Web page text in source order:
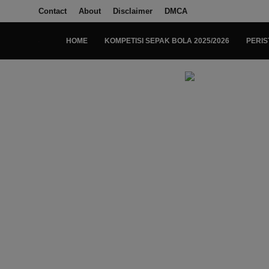
Contact About Disclaimer DMCA
HOME KOMPETISI SEPAK BOLA 2025/2026